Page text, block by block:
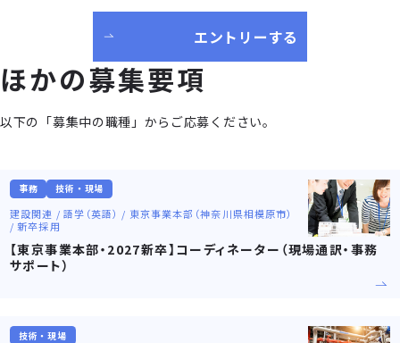
エントリーする
ほかの募集要項
以下の「募集中の職種」からご応募ください。
事務 技術・現場
建設関連 / 語学（英語） / 東京事業本部（神奈川県相模原市）
/ 新卒採用
【東京事業本部・2027新卒】コーディネーター（現場通訳・事務
サポート）
技術・現場